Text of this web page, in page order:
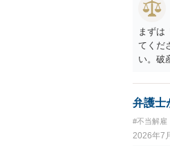
まずは
てくだ
い。破
に、「
は、同
でしょ
弁護士
#不当解雇
2026年7